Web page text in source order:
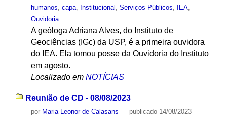
humanos capa, Institucional Serviços Públicos IEA,
Ouvidoria
A geóloga Adriana Alves, do Instituto de
Geociências (IGc) da USP, é a primeira ouvidora
do IEA. Ela tomou posse da Ouvidoria do Instituto
em agosto.
Localizado em NOTÍCIAS
Reunião de CD - 08/08/2023
por Maria Leonor de Calasans — publicado14/08/2023 —